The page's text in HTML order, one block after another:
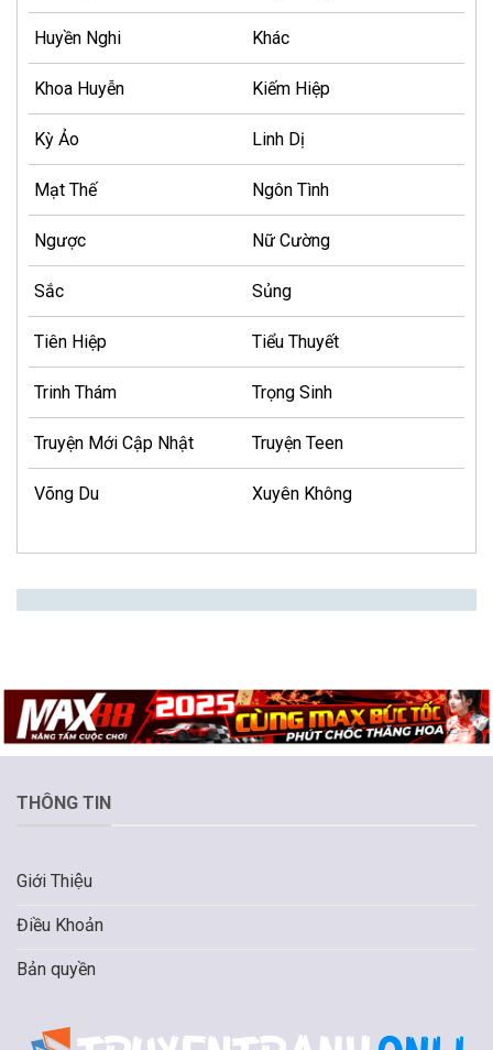
Huyền Nghi Khác
Khoa Huyễn Kiếm Hiệp
Kỳ Ảo Linh Dị
Mạt Thế Ngôn Tình
Ngược Nữ Cường
Sắc Sủng
Tiên Hiệp Tiểu Thuyết
Trinh Thám Trọng Sinh
Truyện Mới Cập Nhật Truyện Teen
Võng Du Xuyên Không
THÔNG TIN
Giới Thiệu
Điều Khoản
Bản quyền